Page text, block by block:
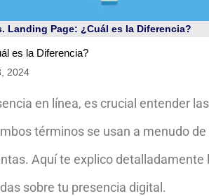
Landing Page: ¿Cuál es la Diferencia?
es la Diferencia?
2024
en línea, es crucial entender
términos se usan a menudo
Aquí te explico detalladamente
sobre tu presencia digital.